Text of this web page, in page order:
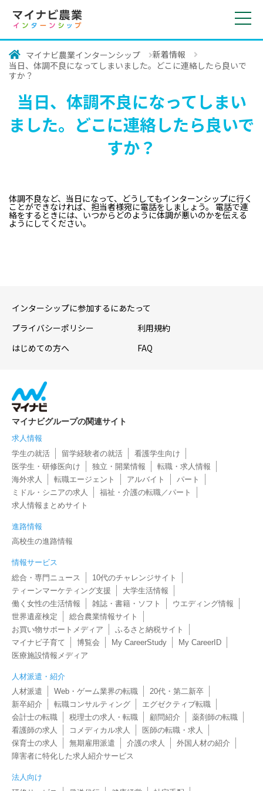
マイナビ農業インターンシップ
新着情報
当日、体調不良になってしまいました。どこに連絡したら良いで
すか？
当日、体調不良になってしまい
ました。どこに連絡したら良いで
すか？
体調不良など、当日になって、どうしてもインターンシップに行く
ことができなければ、担当者様宛に電話をしましょう。 電話で連
絡をするときには、いつからどのように体調が悪いのかを伝える
ようにしてください。
インターシップに参加するにあたって
プライバシーポリシー
利用規約
はじめての方へ
FAQ
マイナビグループの関連サイト
求人情報
学生の就活
留学経験者の就活
看護学生向け
医学生・研修医向け
独立・開業情報
転職・求人情報
海外求人
転職エージェント アルバイト
パート
ミドル・シニアの求人
福祉・介護の転職／パート
求人情報まとめサイト
進路情報
高校生の進路情報
情報サービス
総合・専門ニュース
10代のチャレンジサイト
ティーンマーケティング支援
大学生活情報
働く女性の生活情報
雑誌・書籍・ソフト
ウエディング情報
世界遺産検定
総合農業情報サイト
お買い物サポートメディア
ふるさと納税サイト
マイナビ子育て
博覧会 My CareerStudy
My CareerID
医療施設情報メディア
人材派遣・紹介
人材派遣
Web・ゲーム業界の転職
20代・第二新卒
新卒紹介
転職コンサルティング
エグゼクティブ転職
会計士の転職
税理士の求人・転職 顧問紹介
薬剤師の転職
看護師の求人
コメディカル求人
医師の転職・求人
保育士の求人
無期雇用派遣 介護の求人
外国人材の紹介
障害者に特化した求人紹介サービス
法人向け